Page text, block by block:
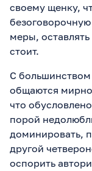
своему щенку,
меры,
стоит.
С
общаются
что
порой
доминировать,
другой
оспорить